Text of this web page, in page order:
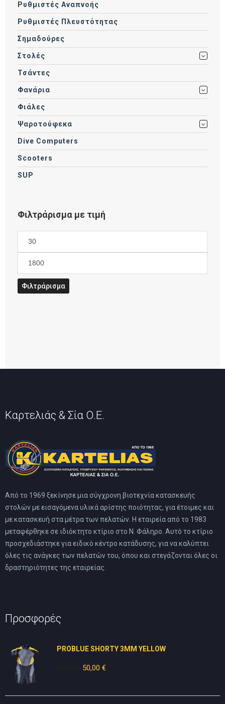
Ρυθμιστές Αναπνοής
Ρυθμιστές Πλευστότητας
Σημαδούρες
Στολές
Τσάντες
Φανάρια
Φιάλες
Ψαροτούφεκα
Dive Computers
Scooters
SUP
Φιλτράρισμα με τιμή
Ελάχιστη
τιμή
Μέγιστη
τιμή
Φιλτράρισμα
Καρτελιάς & Σία Ο.Ε.
Από το 1969 ξεκίνησε μια σύγχρονη βιοτεχνία κατασκευής
στολών με εισαγόμενα υλικά αρίστης ποιότητας, για έτοιμες και
με κατασκευή στα μέτρα των πελατών. Η εταιρεία από το 1983
μεταφέρθηκε σε ιδιόκτητο κτίριο στο Ν. Φάληρο. Αυτό το κτίριο
προσχεδιάστηκε για ειδικό κέντρο κατάδυσης, για να καλύπτει
όλες τις ανάγκες των πελατών του, όπου και στεγάζονται όλες οι
δραστηριότητες της εταιρείας.
Προσφορές
PROBLUE SHORTY 3MM YELLOW
Original
50,00 €Η